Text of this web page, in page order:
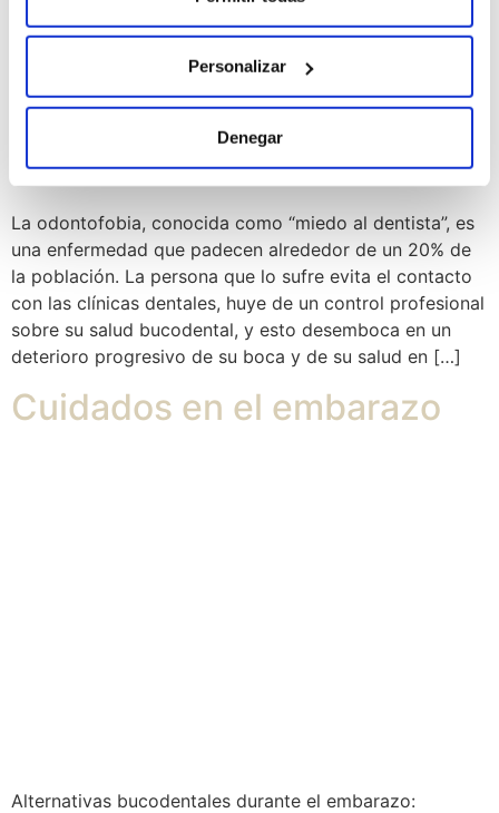
Personalizar
Denegar
La odontofobia, conocida como “miedo al dentista”, es
una enfermedad que padecen alrededor de un 20% de
la población. La persona que lo sufre evita el contacto
con las clínicas dentales, huye de un control profesional
sobre su salud bucodental, y esto desemboca en un
deterioro progresivo de su boca y de su salud en […]
Cuidados en el embarazo
Alternativas bucodentales durante el embarazo: